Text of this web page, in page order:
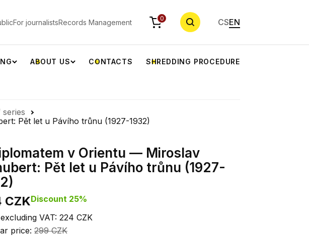
For journalistsRecords Management 0 CSEN
ABOUT US CONTACTS SHREDDING PROCEDURE
Pět let u Pávího trůnu (1927-1932)
v Orientu — Miroslav
Pět let u Pávího trůnu (1927-
CZKDiscount 25%
VAT: 224 CZK
price: 299 CZK